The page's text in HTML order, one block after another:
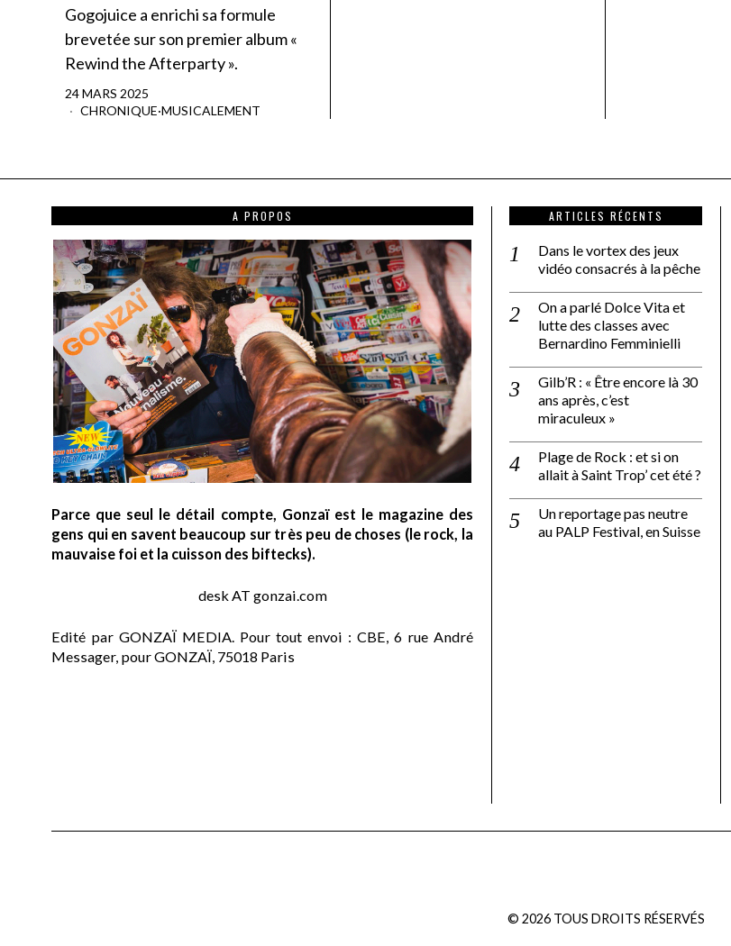
Gogojuice a enrichi sa formule
brevetée sur son premier album «
Rewind the Afterparty ».
24 MARS 2025
CHRONIQUE·MUSICALEMENT
A PROPOS
Parce que seul le détail compte, Gonzaï est le magazine des
gens qui en savent beaucoup sur très peu de choses (le rock, la
mauvaise foi et la cuisson des biftecks).
desk AT gonzai.com
Edité par GONZAÏ MEDIA. Pour tout envoi : CBE, 6 rue André
Messager, pour GONZAÏ, 75018 Paris
ARTICLES RÉCENTS
Dans le vortex des jeux
vidéo consacrés à la pêche
On a parlé Dolce Vita et
lutte des classes avec
Bernardino Femminielli
Gilb’R : « Être encore là 30
ans après, c’est
miraculeux »
Plage de Rock : et si on
allait à Saint Trop’ cet été ?
Un reportage pas neutre
au PALP Festival, en Suisse
© 2026TOUS DROITS RÉSERVÉS